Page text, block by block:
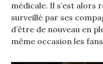
médicale. Il s’est alors
surveillé par ses
d’être de nouveau en
même occasion les